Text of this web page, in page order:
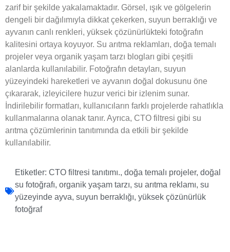
zarif bir şekilde yakalamaktadır. Görsel, ışık ve gölgelerin
dengeli bir dağılımıyla dikkat çekerken, suyun berraklığı ve
ayvanın canlı renkleri, yüksek çözünürlükteki fotoğrafın
kalitesini ortaya koyuyor. Su arıtma reklamları, doğa temalı
projeler veya organik yaşam tarzı blogları gibi çeşitli
alanlarda kullanılabilir. Fotoğrafın detayları, suyun
yüzeyindeki hareketleri ve ayvanın doğal dokusunu öne
çıkararak, izleyicilere huzur verici bir izlenim sunar.
İndirilebilir formatları, kullanıcıların farklı projelerde rahatlıkla
kullanmalarına olanak tanır. Ayrıca, CTO filtresi gibi su
arıtma çözümlerinin tanıtımında da etkili bir şekilde
kullanılabilir.
Etiketler: CTO filtresi tanıtımı., doğa temalı projeler, doğal
su fotoğrafı, organik yaşam tarzı, su arıtma reklamı, su
yüzeyinde ayva, suyun berraklığı, yüksek çözünürlük
fotoğraf